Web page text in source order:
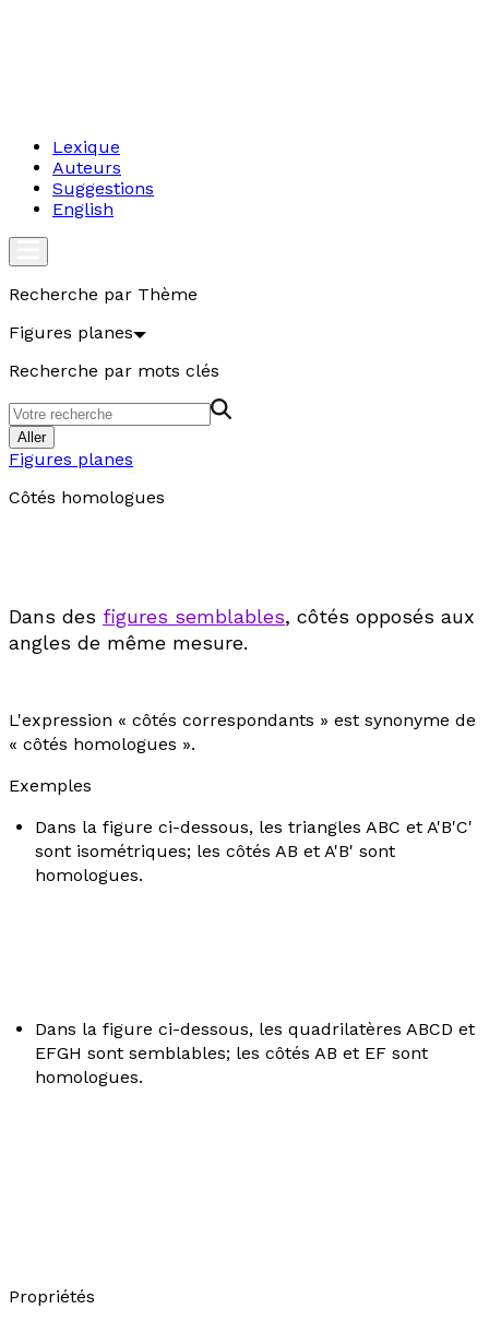
Lexique
Auteurs
Suggestions
English
Recherche par Thème
Figures planes
Recherche par mots clés
Aller
Figures planes
Côtés homologues
Dans des figures semblables, côtés opposés aux
angles de même mesure.
L'expression « côtés correspondants » est synonyme de
« côtés homologues ».
Exemples
Dans la figure ci-dessous, les triangles ABC et A'B'C'
sont isométriques; les côtés AB et A'B' sont
homologues.
Dans la figure ci-dessous, les quadrilatères ABCD et
EFGH sont semblables; les côtés AB et EF sont
homologues.
Propriétés